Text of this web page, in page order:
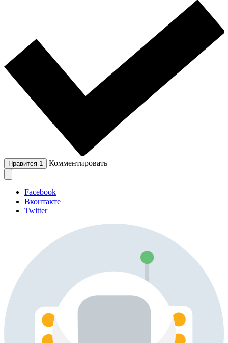
Нравится 1 Комментировать
Facebook
Вконтакте
Twitter